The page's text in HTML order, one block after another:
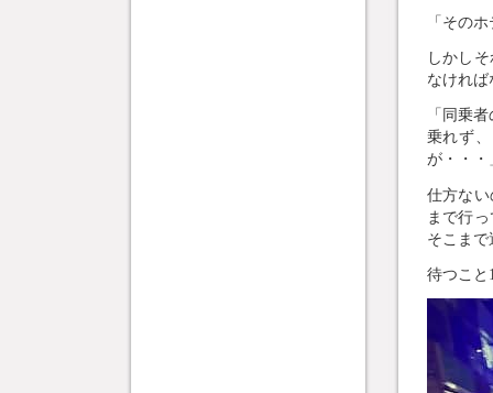
「その
しかし
なければ
「同乗
乗れず
が・・・
仕方な
まで行
そこま
待つこ